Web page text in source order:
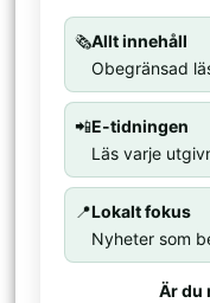
🗞️Allt innehåll
Obegränsad
📲E-tidningen
Läs varje
📍Lokalt fokus
Nyheter som
Är du